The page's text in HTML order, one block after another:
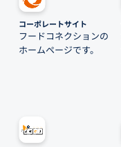
コーポレートサイト
フードコネクションの
ホームページです。